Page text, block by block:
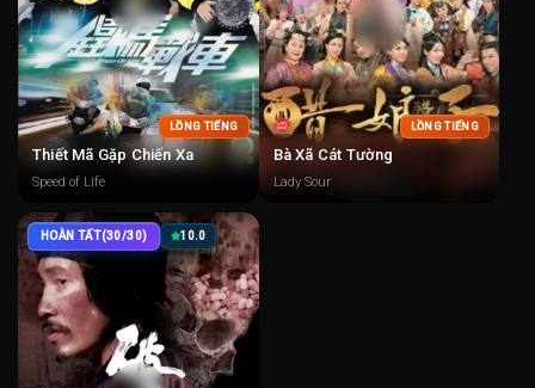
LỒNG TIẾNG
Thiết Mã Gặp Chiến Xa
Speed of Life
LỒNG TIẾNG
Bà Xã Cát Tường
Lady Sour
HOÀN TẤT(30/30) 10.0